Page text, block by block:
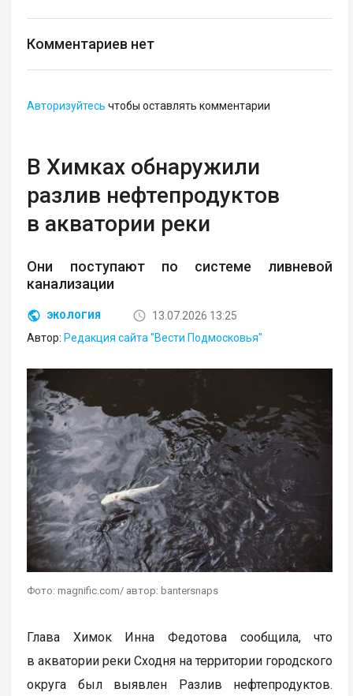
Комментариев нет
Авторизуйтесь чтобы оставлять комментарии
В Химках обнаружили
разлив нефтепродуктов
в акватории реки
Они поступают по системе ливневой
канализации
ЭКОЛОГИЯ
13.07.2026 13:25
Автор: Редакция сайта "Вести Подмосковья"
Фото: magnific.com/ автор: bantersnaps
Глава Химок Инна Федотова сообщила, что
в акватории реки Сходня на территории городского
округа был выявлен Разлив нефтепродуктов.